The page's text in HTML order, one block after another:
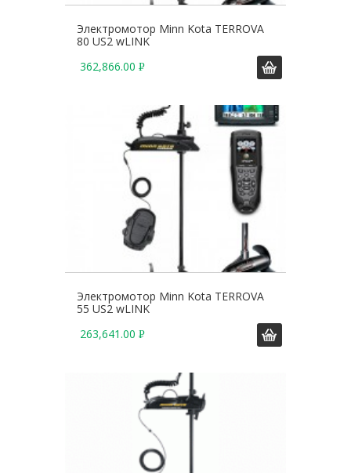
Электромотор Minn Kota TERROVA
80 US2 wLINK
362,866.00 Р
.
Электромотор Minn Kota TERROVA
55 US2 wLINK
263,641.00 Р